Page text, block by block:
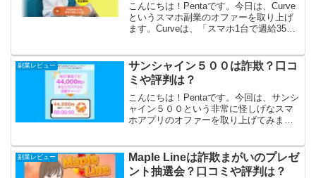
こんにちは！Pentaです。今日は、Curve
というスマホ副業のオファーを取り上げ
ます。Curveは、「スマホ1台で週給35万
っそく徹底リサーチしてみました！Cur...
副業レビュー
サンシャイン５００は詐欺？口コ
ミや評判は？
こんにちは！Pentaです。今回は、サンシ
ャイン５００という非常に怪しげなスマ
ホアプリのオファーを取り上げてみま
日最低でも44,000円、スマホに自動チャ
ージしてくれる...
副業レビュー
Maple Lineは詐欺まがいのプレゼ
ント抽選会？口コミや評判は？